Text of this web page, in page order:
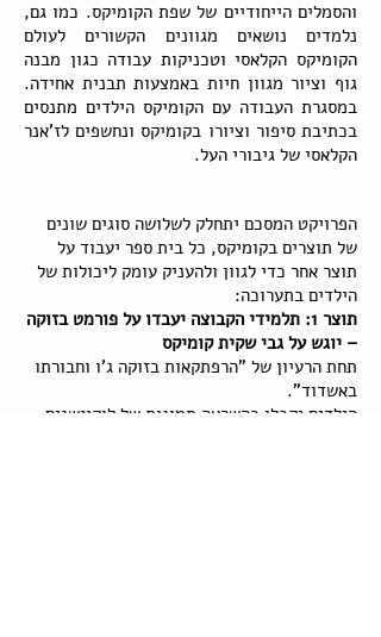
והסמלים הייחודיים של שפת הקומיקס. כמו גם,
נלמדים נושאים מגוונים הקשורים לעולם
הקומיקס הקלאסי וטכניקות עבודה כגון מבנה
גוף וציור מגוון חיות באמצעות תבנית אחידה.
במסגרת העבודה עם הקומיקס הילדים מתנסים
בכתיבת סיפור וציורו בקומיקס ונחשפים לז'אנר
הקלאסי של גיבורי העל.
הפרויקט המסכם יתחלק לשלושה סוגים שונים
של תוצרים בקומיקס, כל בית ספר יעבוד על
תוצר אחר כדי לגוון ולהעניק עומק ליכולות של
הילדים בתערוכה:
תוצר 1: תלמידי הקבוצה יעבדו על פורמט בזוקה
– יוגש על גבי שקית קומיקס
תחת הרעיון של "הרפתקאות בזוקה ג'ו וחבורתו
באשדוד".
הילדים יקבלו כהשראה תמונות של לוקיישנים